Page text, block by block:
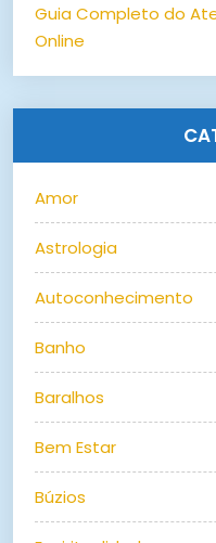
Guia Completo do
Online
Amor
Astrologia
Autoconhecimento
Banho
Baralhos
Bem Estar
Búzios